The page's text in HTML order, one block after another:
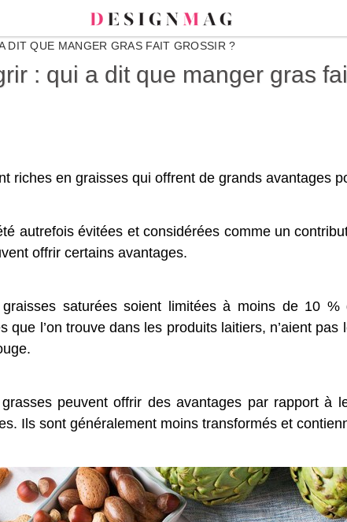
DIT QUE MANGER GRAS FAIT GROSSIR ?
: qui a dit que manger gras
riches en graisses qui offrent de grands avantages
autrefois évitées et considérées comme un
offrir certains avantages.
saturées soient limitées à moins de 10 %
que l’on trouve dans les produits laitiers, n’aient
peuvent offrir des avantages par rapport à
Ils sont généralement moins transformés et